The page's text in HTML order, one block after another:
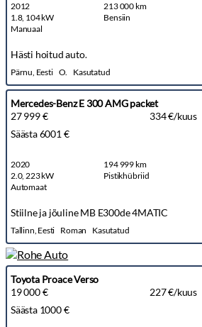
2012
213 000 km
1.8, 104 kW
Bensiin
Manuaal
Hästi hoitud auto.
Pärnu, Eesti O. Kasutatud
Mercedes-Benz E 300 AMG packet
27 999 €
334 €/kuus
Säästa 6001 €
2020
194 999 km
2.0, 223 kW
Pistikhübriid
Automaat
Stiilne ja jõuline MB E300de 4MATIC
Tallinn, Eesti Roman Kasutatud
Toyota Proace Verso
19 000 €
227 €/kuus
Säästa 1000 €